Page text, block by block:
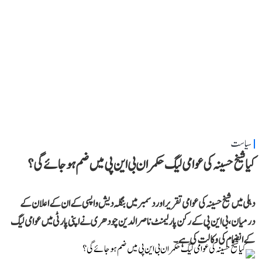
سیاست
کیا شیخ حسینہ کی عوامی لیگ حکمران بی این پی میں ضم ہو جائے گی؟
دہلی میں شیخ حسینہ کی عوامی تقریر اور دسمبر میں بنگلہ دیش واپسی کے ان کے اعلان کے
درمیان، بی این پی کے رکن پارلیمنٹ ناصر الدین چودھری نے اپنی پارٹی میں عوامی لیگ
کے انضمام کی وکالت کی ہے۔